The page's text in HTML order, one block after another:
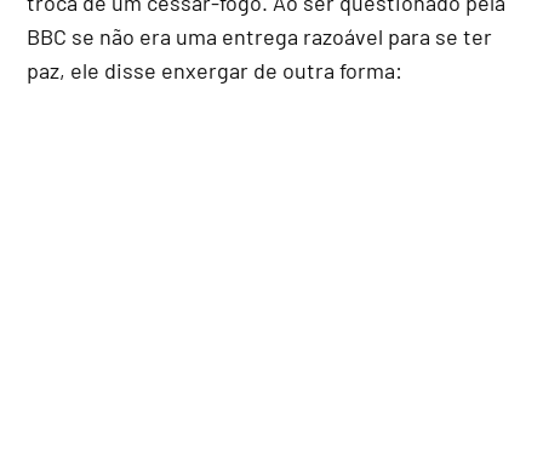
BBC se não era uma entrega razoável para se ter
paz, ele disse enxergar de outra forma: